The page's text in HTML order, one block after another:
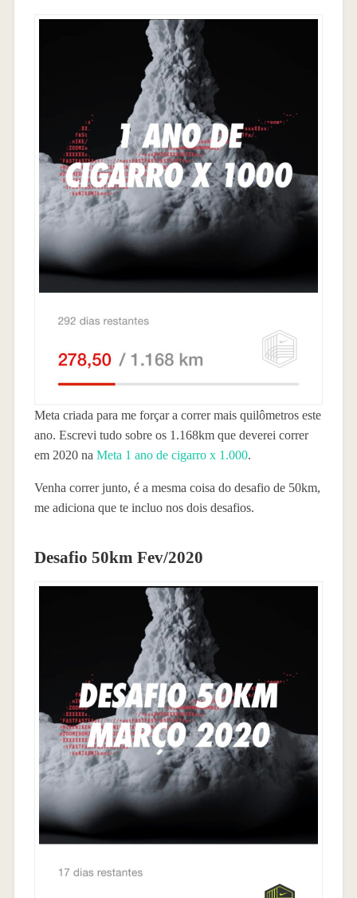
Meta criada para me forçar a correr mais quilômetros este
ano. Escrevi tudo sobre os 1.168km que deverei correr
em 2020 na Meta 1 ano de cigarro x 1.000.
Venha correr junto, é a mesma coisa do desafio de 50km,
me adiciona que te incluo nos dois desafios.
Desafio 50km Fev/2020